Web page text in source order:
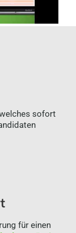
sofort
für einen